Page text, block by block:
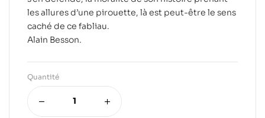
les allures d’une pirouette, là est peut-être le sens
caché de ce fabliau.
Alain Besson.
Quantité